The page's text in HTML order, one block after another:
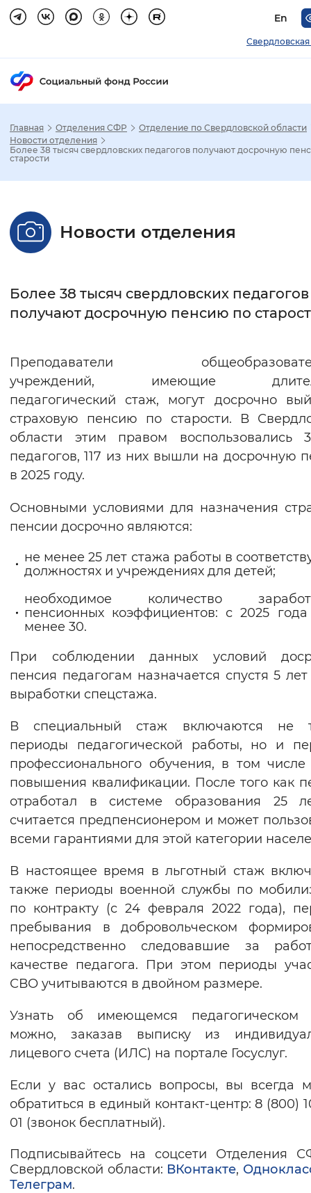
En
Свердловская
Стандартный Увеличенный
Без засечек С засечками
Нормальный Увеличенный
Цвет сайта
Монохромный Инверсивный
Синий фон
Включены
Звуковой ассистент
Главная Отделения СФР
Отделение по Свердловской области
Новости отделения
Более 38 тысяч свердловских педагогов получают досрочную
старости
Новости отделения
Более 38 тысяч свердловских педагогов
получают досрочную пенсию по
Преподаватели
учреждений, имеющие
педагогический стаж, могут досрочно
страховую пенсию по старости. В
области этим правом воспользовались
педагогов, 117 из них вышли на досрочную
в 2025 году.
Основными условиями для назначения
пенсии досрочно являются:
не менее 25 лет стажа работы в
должностях и учреждениях для детей;
необходимое количество
пенсионных коэффициентов: с 2025
менее 30.
При соблюдении данных условий
пенсия педагогам назначается спустя 5
выработки спецстажа.
В специальный стаж включаются не
периоды педагогической работы, но и
профессионального обучения, в том числе
повышения квалификации. После того как
отработал в системе образования 25
считается предпенсионером и может
всеми гарантиями для этой категории
В настоящее время в льготный стаж
также периоды военной службы по
по контракту (с 24 февраля 2022 года),
пребывания в добровольческом
непосредственно следовавшие за
качестве педагога. При этом периоды
СВО учитываются в двойном размере.
Узнать об имеющемся педагогическом
можно, заказав выписку из
лицевого счета (ИЛС) на портале Госуслуг.
Если у вас остались вопросы, вы всегда
обратиться в единый контакт-центр: 8 (800)
01 (звонок бесплатный).
Подписывайтесь на соцсети Отделения
Свердловской области: ВКонтакте,
Телеграм.